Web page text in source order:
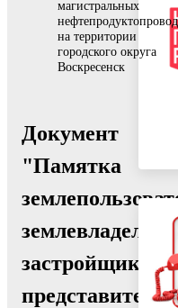
магистральных
на территории
городского округа
Воскресенск
Документ
"Памятка
землевладельцу,
застройщику,